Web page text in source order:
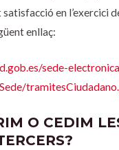
en l’exercici
enllaç:
sede-
O CEDIM